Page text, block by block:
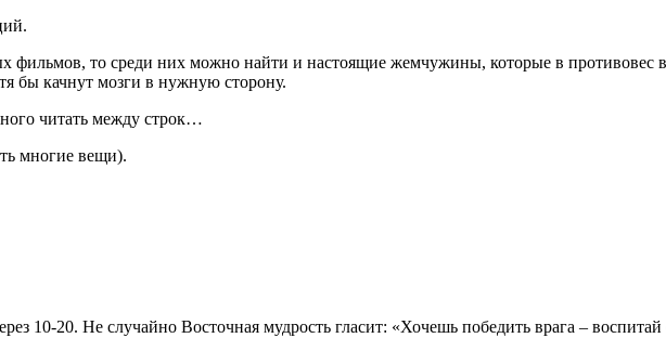
фильмов, то среди них можно найти и настоящие жемчужины, которые в
бы качнут мозги в нужную сторону.
читать между строк…
многие вещи).
10-20. Не случайно Восточная мудрость гласит: «Хочешь победить врага – воспитай